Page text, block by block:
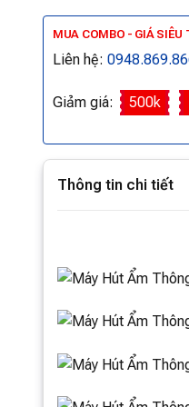
MUA COMBO - GIÁ SIÊU
Liên hệ:
Giảm giá: 500k
Thông tin chi tiết